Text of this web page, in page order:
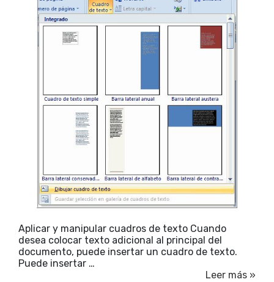
Aplicar y manipular cuadros de texto Cuando
desea colocar texto adicional al principal del
documento, puede insertar un cuadro de texto.
Puede insertar …
Leer más »